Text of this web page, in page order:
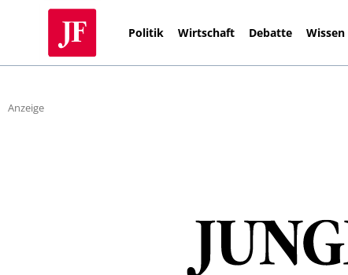
Politik Wirtschaft Debatte Wissen
Anzeige